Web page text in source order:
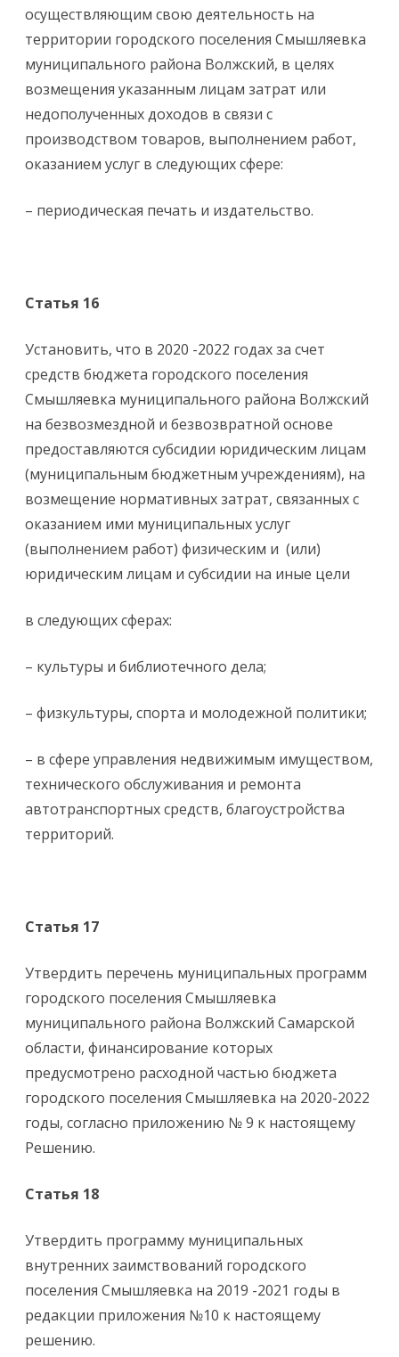
осуществляющим свою деятельность на
территории городского поселения Смышляевка
муниципального района Волжский, в целях
возмещения указанным лицам затрат или
недополученных доходов в связи с
производством товаров, выполнением работ,
оказанием услуг в следующих сфере:
– периодическая печать и издательство.
Статья 16
Установить, что в 2020 -2022 годах за счет
средств бюджета городского поселения
Смышляевка муниципального района Волжский
на безвозмездной и безвозвратной основе
предоставляются субсидии юридическим лицам
(муниципальным бюджетным учреждениям), на
возмещение нормативных затрат, связанных с
оказанием ими муниципальных услуг
(выполнением работ) физическим и (или)
юридическим лицам и субсидии на иные цели
в следующих сферах:
– культуры и библиотечного дела;
– физкультуры, спорта и молодежной политики;
– в сфере управления недвижимым имуществом,
технического обслуживания и ремонта
автотранспортных средств, благоустройства
территорий.
Статья 17
Утвердить перечень муниципальных программ
городского поселения Смышляевка
муниципального района Волжский Самарской
области, финансирование которых
предусмотрено расходной частью бюджета
городского поселения Смышляевка на 2020-2022
годы, согласно приложению № 9 к настоящему
Решению.
Статья 18
Утвердить программу муниципальных
внутренних заимствований городского
поселения Смышляевка на 2019 -2021 годы в
редакции приложения №10 к настоящему
решению.